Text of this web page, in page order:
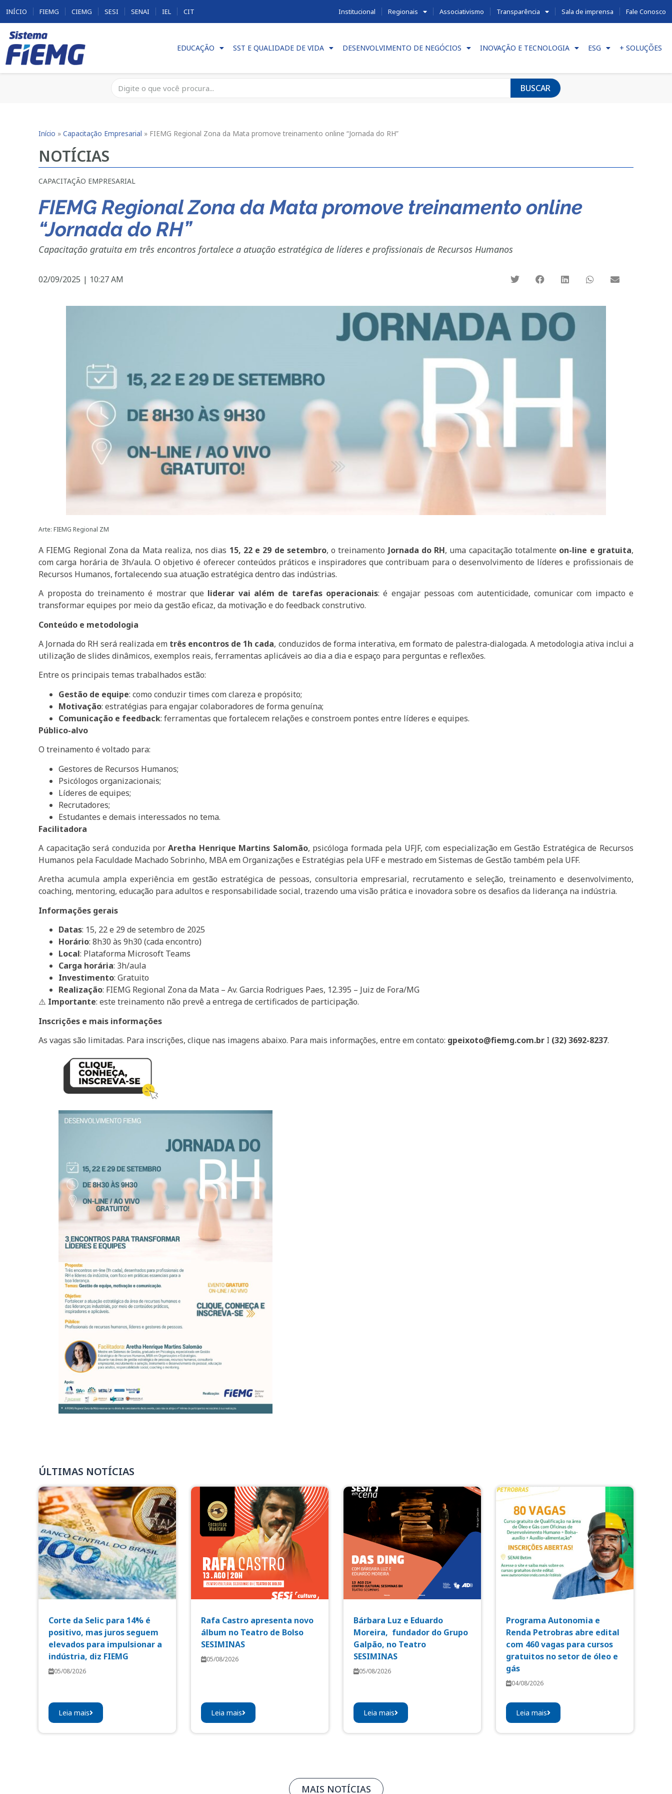
INÍCIO FIEMG CIEMG SESI SENAI IEL CIT Institucional Regionais Associativismo Transparência Sala de imprensa Fale Conosco
EDUCAÇÃO SST E QUALIDADE DE VIDA DESENVOLVIMENTO DE NEGÓCIOS INOVAÇÃO E TECNOLOGIA ESG + SOLUÇÕES
BUSCAR
Início »Capacitação Empresarial » FIEMG Regional Zona da Mata promove treinamento online “Jornada do RH”
NOTÍCIAS
CAPACITAÇÃO EMPRESARIAL
FIEMG Regional Zona da Mata promove treinamento online
“Jornada do RH”
Capacitação gratuita em três encontros fortalece a atuação estratégica de líderes e profissionais de Recursos Humanos
02/09/2025 | 10:27 AM
Arte: FIEMG Regional ZM
A FIEMG Regional Zona da Mata realiza, nos dias 15, 22 e 29 de setembro, o treinamento Jornada do RH, uma capacitação totalmente on-line e gratuita,
com carga horária de 3h/aula. O objetivo é oferecer conteúdos práticos e inspiradores que contribuam para o desenvolvimento de líderes e profissionais de
Recursos Humanos, fortalecendo sua atuação estratégica dentro das indústrias.
A proposta do treinamento é mostrar que liderar vai além de tarefas operacionais: é engajar pessoas com autenticidade, comunicar com impacto e
transformar equipes por meio da gestão eficaz, da motivação e do feedback construtivo.
Conteúdo e metodologia
A Jornada do RH será realizada em três encontros de 1h cada, conduzidos de forma interativa, em formato de palestra-dialogada. A metodologia ativa inclui a
utilização de slides dinâmicos, exemplos reais, ferramentas aplicáveis ao dia a dia e espaço para perguntas e reflexões.
Entre os principais temas trabalhados estão:
Gestão de equipe: como conduzir times com clareza e propósito;
Motivação: estratégias para engajar colaboradores de forma genuína;
Comunicação e feedback: ferramentas que fortalecem relações e constroem pontes entre líderes e equipes.
Público-alvo
O treinamento é voltado para:
Gestores de Recursos Humanos;
Psicólogos organizacionais;
Líderes de equipes;
Recrutadores;
Estudantes e demais interessados no tema.
Facilitadora
A capacitação será conduzida porAretha Henrique Martins Salomão, psicóloga formada pela UFJF, com especialização em Gestão Estratégica de Recursos
Humanos pela Faculdade Machado Sobrinho, MBA em Organizações e Estratégias pela UFF e mestrado em Sistemas de Gestão também pela UFF.
Aretha acumula ampla experiência em gestão estratégica de pessoas, consultoria empresarial, recrutamento e seleção, treinamento e desenvolvimento,
coaching, mentoring, educação para adultos e responsabilidade social, trazendo uma visão prática e inovadora sobre os desafios da liderança na indústria.
Informações gerais
Datas: 15, 22 e 29 de setembro de 2025
Horário: 8h30 às 9h30 (cada encontro)
Local: Plataforma Microsoft Teams
Carga horária: 3h/aula
Investimento: Gratuito
Realização: FIEMG Regional Zona da Mata – Av. Garcia Rodrigues Paes, 12.395 – Juiz de Fora/MG
⚠️ Importante: este treinamento não prevê a entrega de certificados de participação.
Inscrições e mais informações
As vagas são limitadas. Para inscrições, clique nas imagens abaixo. Para mais informações, entre em contato: gpeixoto@fiemg.com.br I (32) 3692-8237.
ÚLTIMAS NOTÍCIAS
Corte da Selic para 14% é
positivo, mas juros seguem
elevados para impulsionar a
indústria, diz FIEMG
05/08/2026
Leia mais
Rafa Castro apresenta novo
álbum no Teatro de Bolso
SESIMINAS
05/08/2026
Leia mais
Bárbara Luz e Eduardo
Moreira, fundador do Grupo
Galpão, no Teatro
SESIMINAS
05/08/2026
Leia mais
Programa Autonomia e
Renda Petrobras abre edital
com 460 vagas para cursos
gratuitos no setor de óleo e
gás
04/08/2026
Leia mais
MAIS NOTÍCIAS